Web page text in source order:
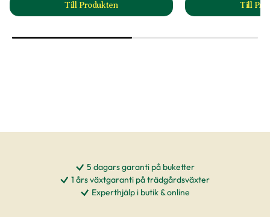
Till Produkten
till Barkmull produktsida
Till
5 dagars garanti på buketter
1 års växtgaranti på trädgårdsväxter
Experthjälp i butik & online